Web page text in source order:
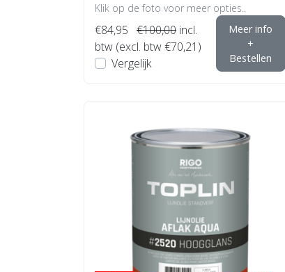
Klik op de foto voor meer opties..
€84,95 €100,00 incl.
btw (excl. btw €70,21)
Vergelijk
Meer info
+
Bestellen